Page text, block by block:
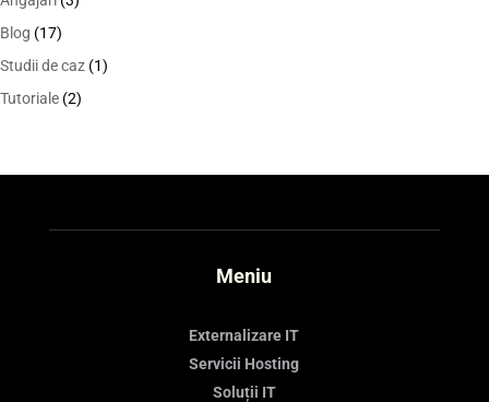
Blog (17)
Studii de caz (1)
Tutoriale (2)
Meniu
Externalizare IT
Servicii Hosting
Soluții IT